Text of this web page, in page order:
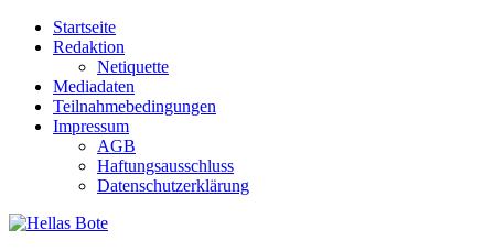
Zum
Inhalt
Startseite
Redaktion
Netiquette
Mediadaten
Teilnahmebedingungen
Impressum
AGB
Haftungsausschluss
Datenschutzerklärung